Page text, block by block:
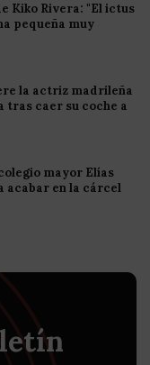
Kiko Rivera: "El ictus
pequeña muy
la actriz madrileña
caer su coche a
mayor Elías
acabar en la cárcel